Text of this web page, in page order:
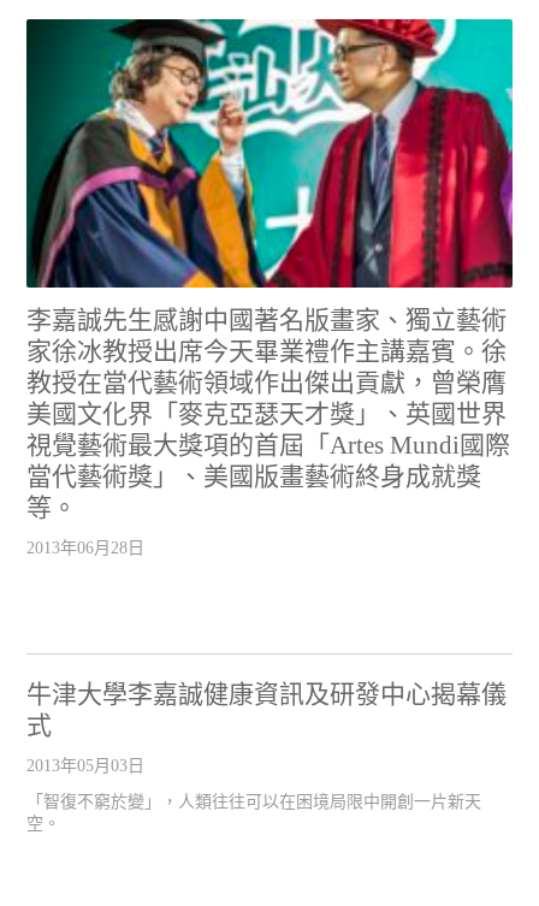
李嘉誠先生感謝中國著名版畫家、獨立藝術
家徐冰教授出席今天畢業禮作主講嘉賓。徐
教授在當代藝術領域作出傑出貢獻，曾榮膺
美國文化界「麥克亞瑟天才獎」、英國世界
視覺藝術最大獎項的首屆「Artes Mundi國際
當代藝術獎」、美國版畫藝術終身成就獎
等。
2013年06月28日
牛津大學李嘉誠健康資訊及研發中心揭幕儀
式
2013年05月03日
「智復不窮於變」，人類往往可以在困境局限中開創一片新天
空。